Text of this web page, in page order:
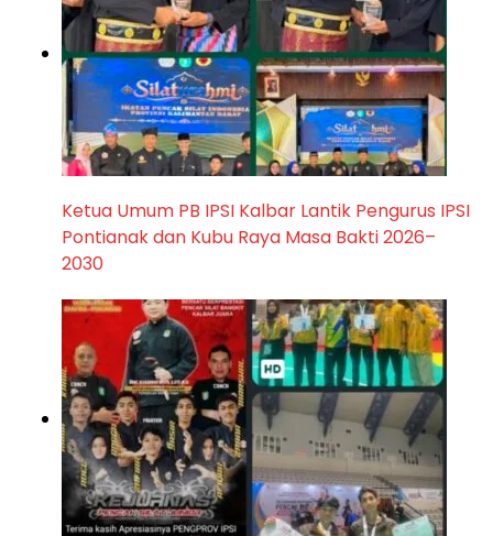
Ketua Umum PB IPSI Kalbar Lantik Pengurus IPSI
Pontianak dan Kubu Raya Masa Bakti 2026–
2030